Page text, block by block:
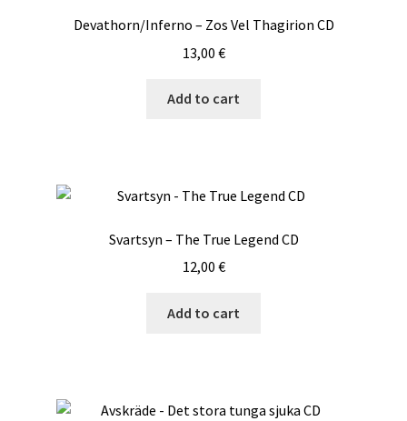
Devathorn/Inferno – Zos Vel Thagirion CD
13,00 €
Add to cart
Svartsyn – The True Legend CD
12,00 €
Add to cart